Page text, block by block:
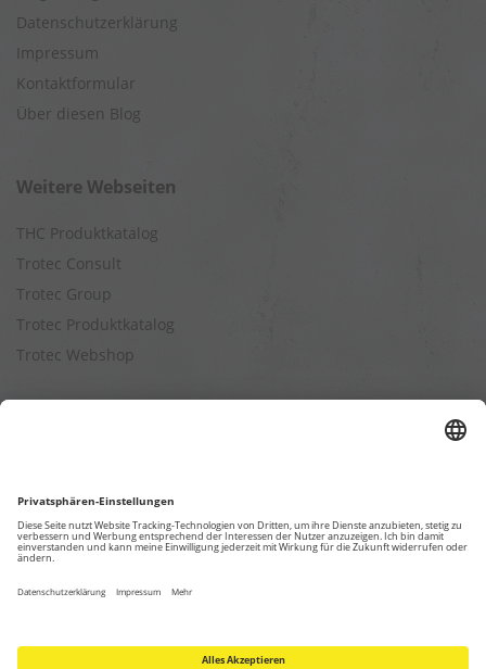
Datenschutzerklärung
Impressum
Kontaktformular
Über diesen Blog
Weitere Webseiten
THC Produktkatalog
Trotec Consult
Trotec Group
Trotec Produktkatalog
Trotec Webshop
Entfeuchtungsleistung berechnen
Kapazitätsberechnung für Luftreiniger
Klimatisierungsleistung berechnen
Ventilationsleistung berechnen